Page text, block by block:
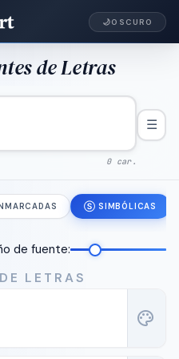
🌙OSCURO
de Letras
0 car.
☰
Ⓢ SIMBÓLICAS
de fuente:
LETRAS
palette